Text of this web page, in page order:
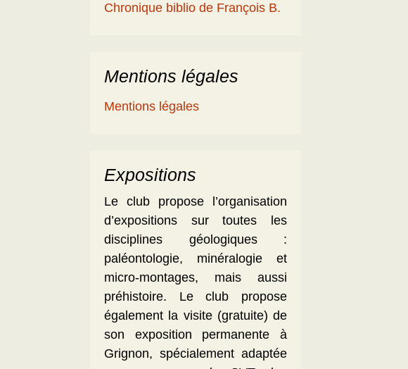
Chronique biblio de François B.
Mentions légales
Mentions légales
Expositions
Le club propose l’organisation
d’expositions sur toutes les
disciplines géologiques :
paléontologie, minéralogie et
micro-montages, mais aussi
préhistoire. Le club propose
également la visite (gratuite) de
son exposition permanente à
Grignon, spécialement adaptée